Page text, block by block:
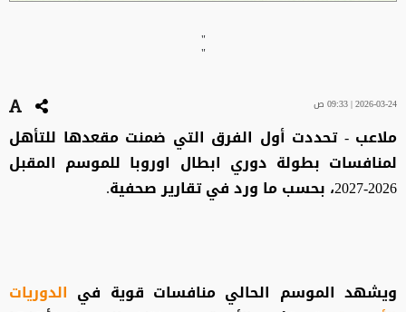
"
"
2026-03-24 | 09:33 ص
ملاعب - تحددت أول الفرق التي ضمنت مقعدها للتأهل
لمنافسات بطولة دوري ابطال اوروبا للموسم المقبل
2026-2027، بحسب ما ورد في تقارير صحفية.
ويشهد الموسم الحالي منافسات قوية في الدوريات